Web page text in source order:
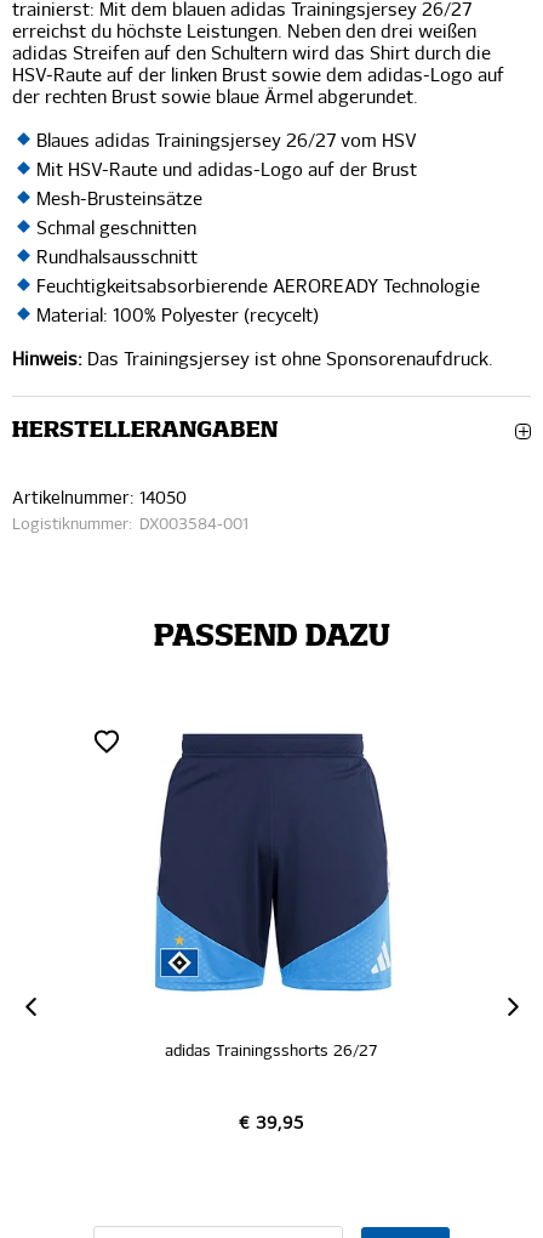
trainierst: Mit dem blauen adidas Trainingsjersey 26/27
erreichst du höchste Leistungen. Neben den drei weißen
adidas Streifen auf den Schultern wird das Shirt durch die
HSV-Raute auf der linken Brust sowie dem adidas-Logo auf
der rechten Brust sowie blaue Ärmel abgerundet.
Blaues adidas Trainingsjersey 26/27 vom HSV
Mit HSV-Raute und adidas-Logo auf der Brust
Mesh-Brusteinsätze
Schmal geschnitten
Rundhalsausschnitt
Feuchtigkeitsabsorbierende AEROREADY Technologie
Material: 100% Polyester (recycelt)
Hinweis: Das Trainingsjersey ist ohne Sponsorenaufdruck.
HERSTELLERANGABEN
Artikelnummer: 14050
Logistiknummer: DX003584-001
PASSEND DAZU
adidas Trainingsshorts 26/27